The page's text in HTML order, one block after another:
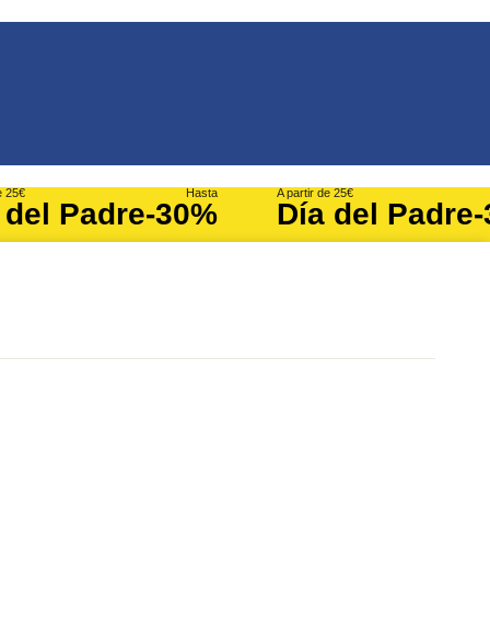
25€
Padre
Hasta
-30%
A partir de 25€
Día del Padre